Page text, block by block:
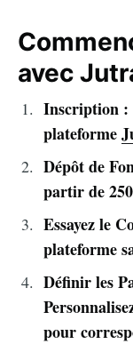
avec
Inscription :
plateforme
Dépôt de
partir de
Essayez le
plateforme
Définir les
pour